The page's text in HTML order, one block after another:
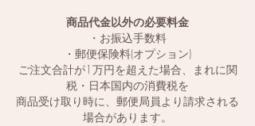
商品代金以外の必要料金
・お振込手数料
・郵便保険料(オプション)
ご注文合計が1万円を超えた場合、まれに関
税・日本国内の消費税を
商品受け取り時に、郵便局員より請求される
場合があります。